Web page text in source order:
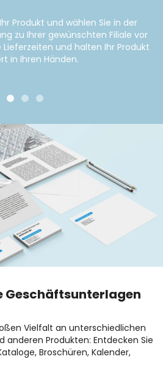
Produkt und wählen Sie in der
zu Ihrer gewünschten Filiale vor
Lieferzeiten und halten Ihr Produkt
in Ihren Händen.
Geschäftsunterlagen
Vielfalt an unterschiedlichen
anderen Produkten: Entdecken Sie
Broschüren, Kalender,